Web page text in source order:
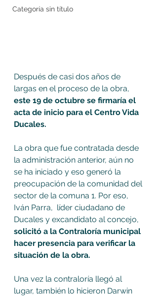
Categoría sin título
Después de casi dos años de
largas en el proceso de la obra,
este 19 de octubre se firmaría el
acta de inicio para el Centro Vida
Ducales.
La obra que fue contratada desde
la administración anterior, aún no
se ha iniciado y eso generó la
preocupación de la comunidad del
sector de la comuna 1. Por eso,
Iván Parra,  líder ciudadano de
Ducales y excandidato al concejo,
solicitó a la Contraloría municipal
hacer presencia para verificar la
situación de la obra.
Una vez la contraloría llegó al
lugar, también lo hicieron Darwin